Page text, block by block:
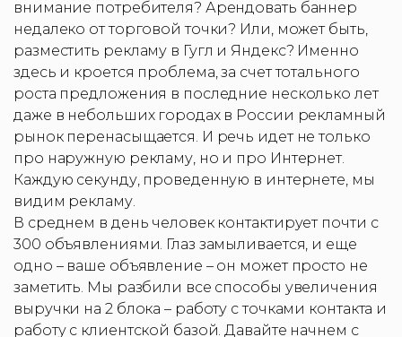
внимание потребителя? Арендовать баннер
недалеко от торговой точки? Или, может быть,
разместить рекламу в Гугл и Яндекс? Именно
здесь и кроется проблема, за счет тотального
роста предложения в последние несколько лет
даже в небольших городах в России рекламный
рынок перенасыщается. И речь идет не только
про наружную рекламу, но и про Интернет.
Каждую секунду, проведенную в интернете, мы
видим рекламу.
В среднем в день человек контактирует почти с
300 объявлениями. Глаз замыливается, и еще
одно – ваше объявление – он может просто не
заметить. Мы разбили все способы увеличения
выручки на 2 блока – работу с точками контакта и
работу с клиентской базой. Давайте начнем с